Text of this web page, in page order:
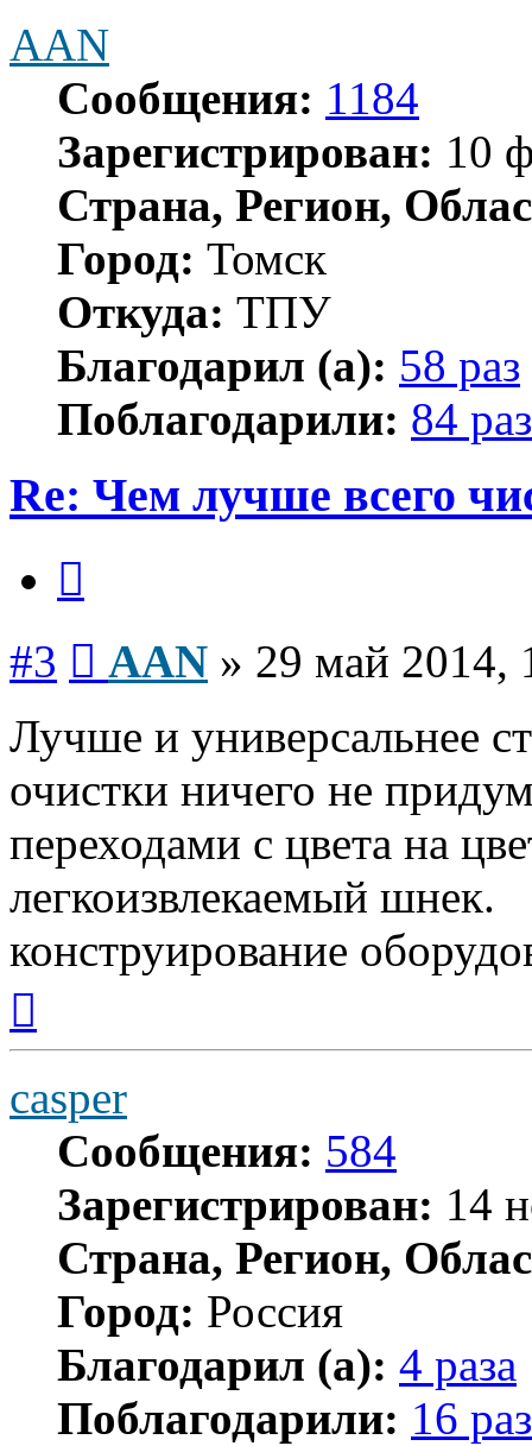
AAN
Сообщения: 1184
Зарегистрирован: 10
Страна, Регион,
Город: Томск
Откуда: ТПУ
Благодарил (а): 58 раз
Поблагодарили: 84
Re: Чем лучше всего
#3 AAN » 29 май 2014,
Лучше и универсальнее
очистки ничего не
переходами с цвета на
легкоизвлекаемый шнек.
конструирование
началу
casper
Сообщения: 584
Зарегистрирован: 14
Страна, Регион,
Город: Россия
Благодарил (а): 4 раза
Поблагодарили: 16 раз